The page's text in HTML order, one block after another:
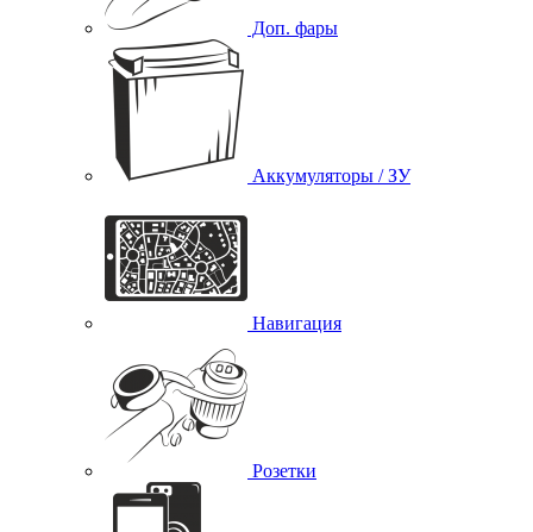
Доп. фары
Аккумуляторы / ЗУ
Навигация
Розетки